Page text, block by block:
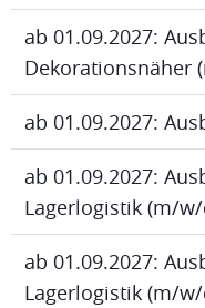
ab 01.09.2027:
Dekorationsnäher
ab 01.09.2027:
ab 01.09.2027:
Lagerlogistik (m/
ab 01.09.2027:
Lagerlogistik (m/w/